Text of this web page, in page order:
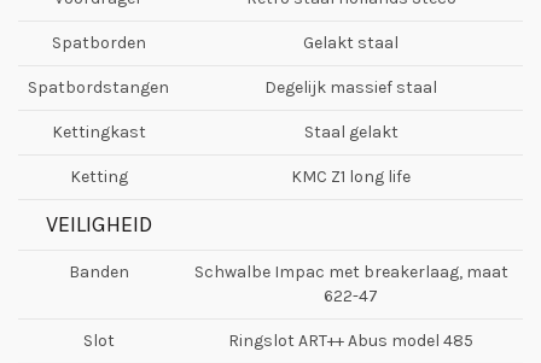
Spatborden Gelakt staal
Spatbordstangen Degelijk massief staal
Kettingkast Staal gelakt
Ketting KMC Z1 long life
VEILIGHEID
Banden
Schwalbe Impac met breakerlaag, maat
622-47
Slot Ringslot ART++ Abus model 485